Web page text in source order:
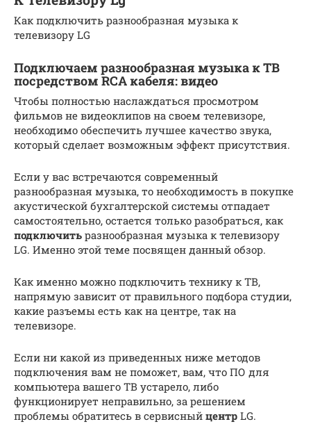
Как подключить разнообразная музыка к
телевизору LG
Подключаем разнообразная музыка к ТВ
посредством RCA кабеля: видео
Чтобы полностью наслаждаться просмотром
фильмов не видеоклипов на своем телевизоре,
необходимо обеспечить лучшее качество звука,
который сделает возможным эффект присутствия.
Если у вас встречаются современный
разнообразная музыка, то необходимость в покупке
акустической бухгалтерской системы отпадает
самостоятельно, остается только разобраться, как
подключить разнообразная музыка к телевизору
LG. Именно этой теме посвящен данный обзор.
Как именно можно подключить технику к ТВ,
напрямую зависит от правильного подбора студии,
какие разъемы есть как на центре, так на
телевизоре.
Если ни какой из приведенных ниже методов
подключения вам не поможет, вам, что ПО для
компьютера вашего ТВ устарело, либо
функционирует неправильно, за решением
проблемы обратитесь в сервисный центр LG.